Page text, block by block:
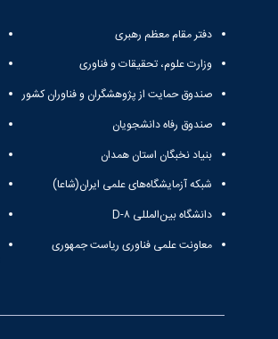
دفتر مقام معظم رهبری
وزارت علوم، تحقیقات و فناوری
صندوق حمایت از پژوهشگران و فناوران کشور
صندوق رفاه دانشجویان
بنیاد نخبگان استان همدان
شبکه آزمایشگاه‌های علمی ایران(شاعا)
دانشگاه بین‌المللی D-۸
معاونت علمی فناوری ریاست جمهوری